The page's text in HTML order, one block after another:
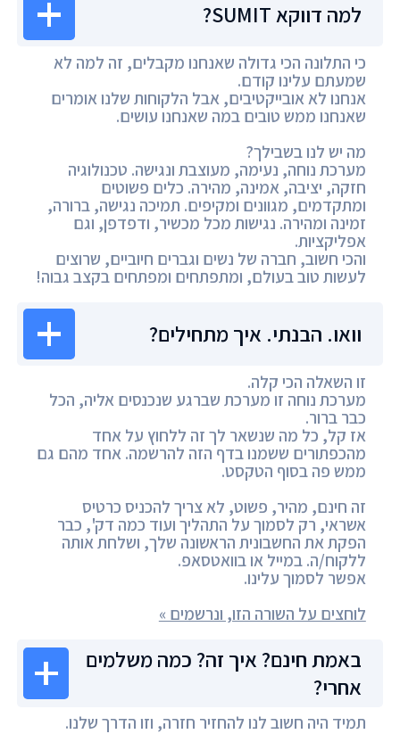
למה דווקא SUMIT?
כי התלונה הכי גדולה שאנחנו מקבלים, זה למה לא
שמעתם עלינו קודם.
אנחנו לא אובייקטיבים, אבל הלקוחות שלנו אומרים
שאנחנו ממש טובים במה שאנחנו עושים.
מה יש לנו בשבילך?
מערכת נוחה, נעימה, מעוצבת ונגישה. טכנולוגיה
חזקה, יציבה, אמינה, מהירה. כלים פשוטים
ומתקדמים, מגוונים ומקיפים. תמיכה נגישה, ברורה,
זמינה ומהירה. נגישות מכל מכשיר, ודפדפן, וגם
אפליקציות.
והכי חשוב, חברה של נשים וגברים חיוביים, שרוצים
לעשות טוב בעולם, ומתפתחים ומפתחים בקצב גבוה!
וואו. הבנתי. איך מתחילים?
זו השאלה הכי קלה.
מערכת נוחה זו מערכת שברגע שנכנסים אליה, הכל
כבר ברור.
אז קל, כל מה שנשאר לך זה ללחוץ על אחד
מהכפתורים ששמנו בדף הזה להרשמה. אחד מהם גם
ממש פה בסוף הטקסט.
זה חינם, מהיר, פשוט, לא צריך להכניס כרטיס
אשראי, רק לסמוך על התהליך ועוד כמה דק', כבר
הפקת את החשבונית הראשונה שלך, ושלחת אותה
ללקוח/ה. במייל או בוואטסאפ.
אפשר לסמוך עלינו.
לוחצים על השורה הזו, ונרשמים »
באמת חינם? איך זה? כמה משלמים
אחרי?
תמיד היה חשוב לנו להחזיר חזרה, וזו הדרך שלנו.